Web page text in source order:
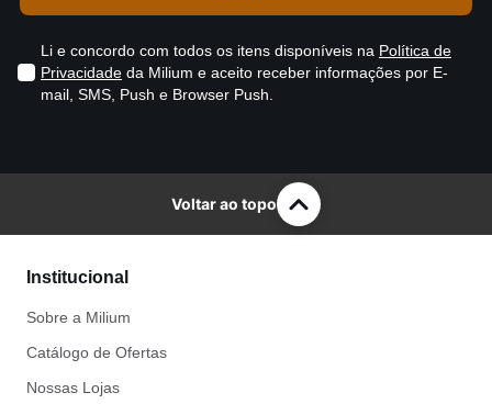
Li e concordo com todos os itens disponíveis na Política de
Privacidade da Milium e aceito receber informações por E-
mail, SMS, Push e Browser Push.
Voltar ao topo
Institucional
Sobre a Milium
Catálogo de Ofertas
Nossas Lojas